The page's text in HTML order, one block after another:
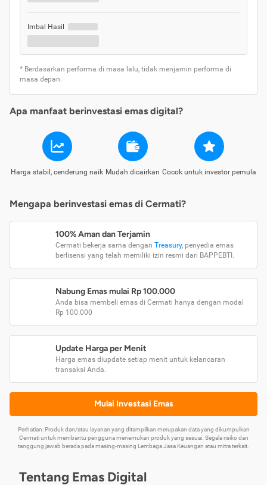
Imbal Hasil
* Berdasarkan performa di masa lalu, tidak menjamin performa di
masa depan.
Apa manfaat berinvestasi emas digital?
Harga stabil, cenderung naik Mudah dicairkan Cocok untuk investor pemula
Mengapa berinvestasi emas di Cermati?
100% Aman dan Terjamin
Cermati bekerja sama dengan Treasury, penyedia emas
berlisensi yang telah memiliki izin resmi dari BAPPEBTI.
Nabung Emas mulai Rp 100.000
Anda bisa membeli emas di Cermati hanya dengan modal
Rp 100.000
Update Harga per Menit
Harga emas diupdate setiap menit untuk kelancaran
transaksi Anda.
Mulai Investasi Emas
Perhatian: Produk dan/atau layanan yang ditampilkan merupakan data yang dikumpulkan
Cermati untuk membantu pengguna menemukan produk yang sesuai. Segala risiko dan
tanggung jawab berada pada masing-masing Lembaga Jasa Keuangan atau mitra terkait.
Tentang Emas Digital